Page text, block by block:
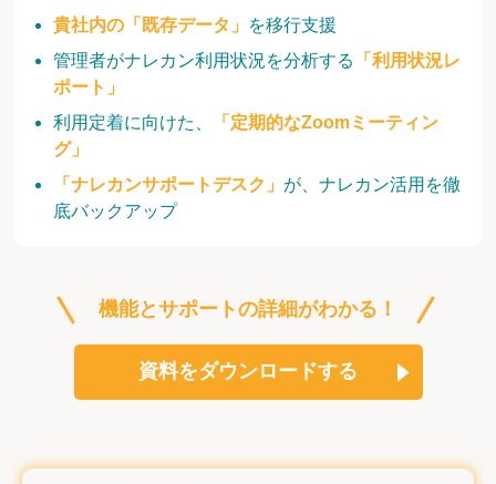
貴社内の「既存データ」 を移行支援
管理者がナレカン利用状況を分析する
「利用状況レ
ポート」
利用定着に向けた、
「定期的なZoomミーティン
グ」
「ナレカンサポートデスク」 が、ナレカン活用を徹
底バックアップ
機能とサポートの詳細がわかる！
資料をダウンロードする